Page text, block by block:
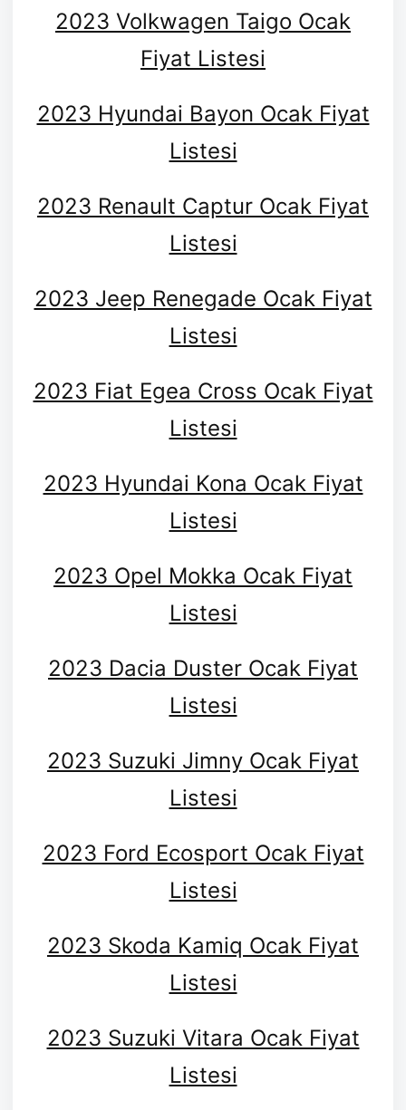
2023 Volkwagen Taigo Ocak
Fiyat Listesi
2023 Hyundai Bayon Ocak Fiyat
Listesi
2023 Renault Captur Ocak Fiyat
Listesi
2023 Jeep Renegade Ocak Fiyat
Listesi
2023 Fiat Egea Cross Ocak Fiyat
Listesi
2023 Hyundai Kona Ocak Fiyat
Listesi
2023 Opel Mokka Ocak Fiyat
Listesi
2023 Dacia Duster Ocak Fiyat
Listesi
2023 Suzuki Jimny Ocak Fiyat
Listesi
2023 Ford Ecosport Ocak Fiyat
Listesi
2023 Skoda Kamiq Ocak Fiyat
Listesi
2023 Suzuki Vitara Ocak Fiyat
Listesi